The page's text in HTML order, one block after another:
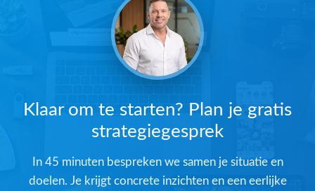
Klaar om te starten? Plan je gratis
strategiegesprek
In 45 minuten bespreken we samen je situatie en
doelen. Je krijgt concrete inzichten en een eerlijke